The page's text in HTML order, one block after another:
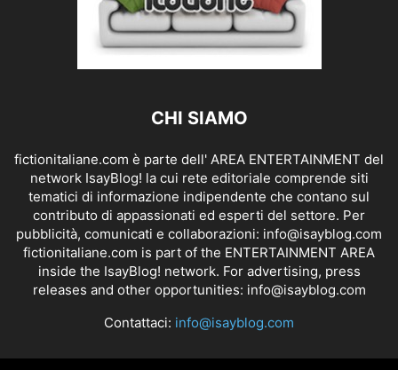
CHI SIAMO
fictionitaliane.com è parte dell' AREA ENTERTAINMENT del
network IsayBlog! la cui rete editoriale comprende siti
tematici di informazione indipendente che contano sul
contributo di appassionati ed esperti del settore. Per
pubblicità, comunicati e collaborazioni: info@isayblog.com
fictionitaliane.com is part of the ENTERTAINMENT AREA
inside the IsayBlog! network. For advertising, press
releases and other opportunities: info@isayblog.com
Contattaci: info@isayblog.com